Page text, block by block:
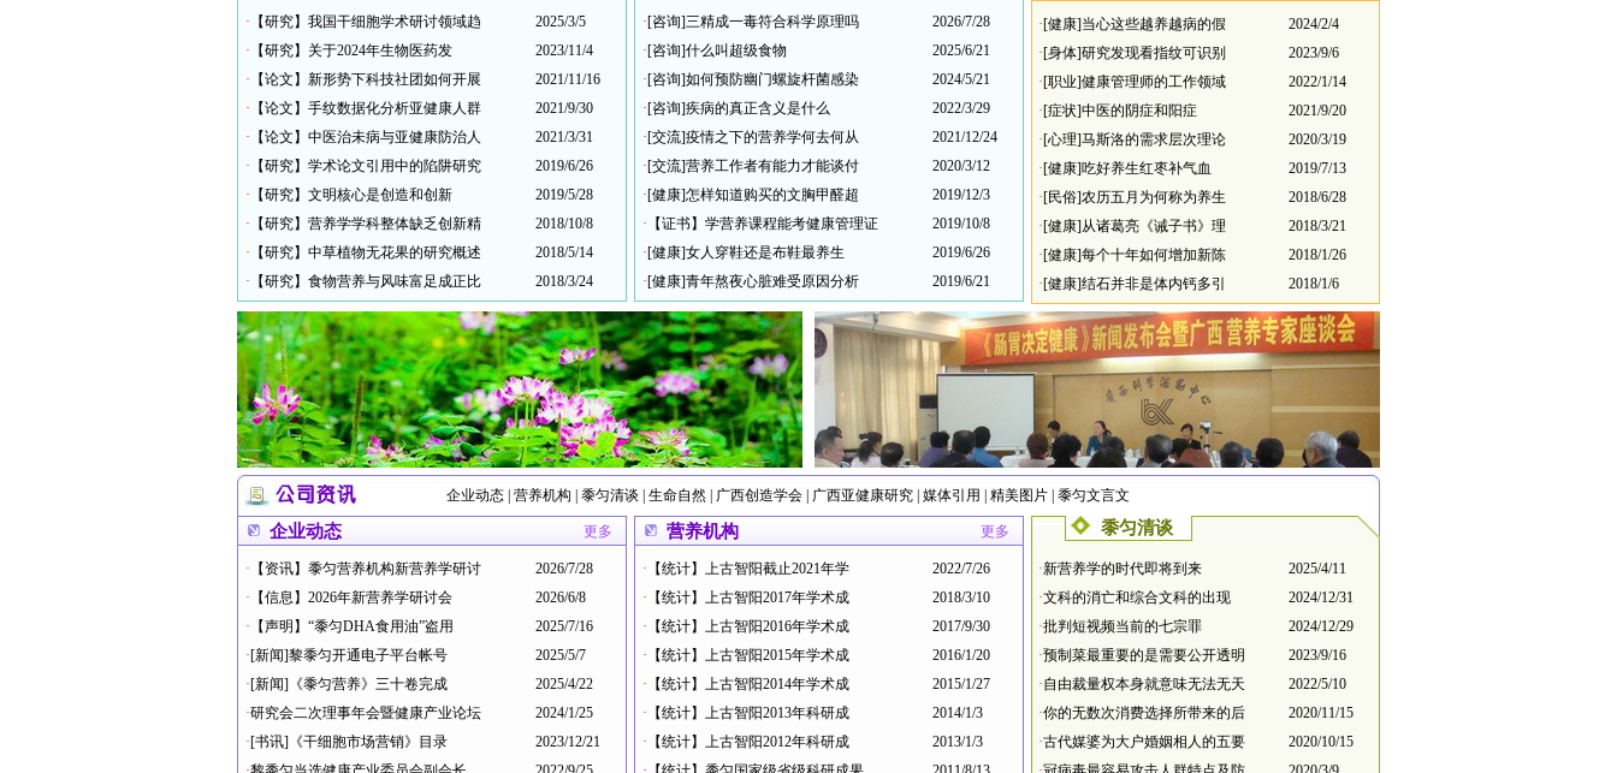
· 【研究】我国干细胞学术研讨领域趋
2025/3/5
· 【研究】关于2024年生物医药发
2023/11/4
· 【论文】新形势下科技社团如何开展
2021/11/16
· 【论文】手纹数据化分析亚健康人群
2021/9/30
· 【论文】中医治未病与亚健康防治人
2021/3/31
· 【研究】学术论文引用中的陷阱研究
2019/6/26
· 【研究】文明核心是创造和创新
2019/5/28
· 【研究】营养学学科整体缺乏创新精
2018/10/8
· 【研究】中草植物无花果的研究概述
2018/5/14
· 【研究】食物营养与风味富足成正比 2018/3/24
·[咨询]三精成一毒符合科学原理吗
2026/7/28
·[咨询]什么叫超级食物
2025/6/21
·[咨询]如何预防幽门螺旋杆菌感染
2024/5/21
·[咨询]疾病的真正含义是什么
2022/3/29
·[交流]疫情之下的营养学何去何从
2021/12/24
·[交流]营养工作者有能力才能谈付
2020/3/12
·[健康]怎样知道购买的文胸甲醛超
2019/12/3
· 【证书】学营养课程能考健康管理证
2019/10/8
·[健康]女人穿鞋还是布鞋最养生
2019/6/26
·[健康]青年熬夜心脏难受原因分析 2019/6/21
·[健康]当心这些越养越病的假
2024/2/4
·[身体]研究发现看指纹可识别
2023/9/6
·[职业]健康管理师的工作领域
2022/1/14
·[症状]中医的阴症和阳症
2021/9/20
·[心理]马斯洛的需求层次理论
2020/3/19
·[健康]吃好养生红枣补气血
2019/7/13
·[民俗]农历五月为何称为养生
2018/6/28
·[健康]从诸葛亮《诫子书》理
2018/3/21
·[健康]每个十年如何增加新陈
2018/1/26
·[健康]结石并非是体内钙多引 2018/1/6
企业动态 营养机构 黍匀清谈 生命自然 广西创造学会 广西亚健康研究 媒体引用 精美图片 黍匀文言文
企业动态 更多
· 【资讯】黍匀营养机构新营养学研讨
2026/7/28
· 【信息】2026年新营养学研讨会
2026/6/8
· 【声明】“黍匀DHA食用油”盗用
2025/7/16
·[新闻]黎黍匀开通电子平台帐号
2025/5/7
·[新闻]《黍匀营养》三十卷完成
2025/4/22
·研究会二次理事年会暨健康产业论坛
2024/1/25
·[书讯]《干细胞市场营销》目录
2023/12/21
营养机构 更多
· 【统计】上古智阳截止2021年学
2022/7/26
· 【统计】上古智阳2017年学术成
2018/3/10
· 【统计】上古智阳2016年学术成
2017/9/30
· 【统计】上古智阳2015年学术成
2016/1/20
· 【统计】上古智阳2014年学术成
2015/1/27
· 【统计】上古智阳2013年科研成
2014/1/3
· 【统计】上古智阳2012年科研成
2013/1/3
黍匀清谈
·新营养学的时代即将到来
2025/4/11
·文科的消亡和综合文科的出现
2024/12/31
·批判短视频当前的七宗罪
2024/12/29
·预制菜最重要的是需要公开透明
2023/9/16
·自由裁量权本身就意味无法无天
2022/5/10
·你的无数次消费选择所带来的后
2020/11/15
·古代媒婆为大户婚姻相人的五要
2020/10/15